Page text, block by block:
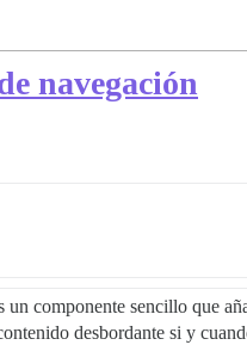
navegación
un componente sencillo que
desbordante si y